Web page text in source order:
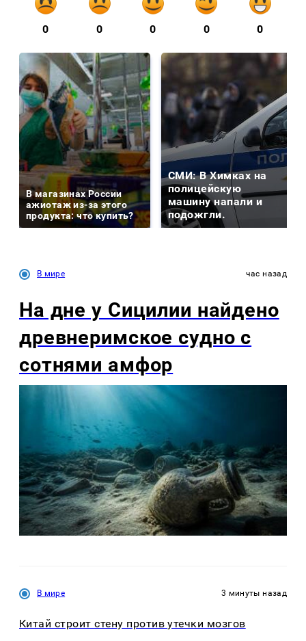
0 0 0 0 0
В магазинах России
ажиотаж из-за этого
продукта: что купить?
СМИ: В Химках на
полицейскую
машину напали и
подожгли.
В мире час назад
На дне у Сицилии найдено
древнеримское судно с
сотнями амфор
В мире 3 минуты назад
Китай строит стену против утечки мозгов